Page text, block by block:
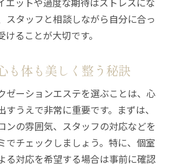
スタッフと相談しながら自分に合っ
ることが大切です。
も体も美しく整う秘訣
ゼーションエステを選ぶことは、心
うえで非常に重要です。まずは、
ンの雰囲気、スタッフの対応などを
でチェックしましょう。特に、個室
る対応を希望する場合は事前に確認